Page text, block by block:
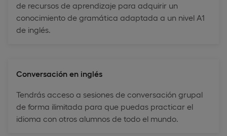
de recursos de aprendizaje para adquirir un
conocimiento de gramática adaptada a un nivel A1
de inglés.
Conversación en inglés
Tendrás acceso a sesiones de conversación grupal
de forma ilimitada para que puedas practicar el
idioma con otros alumnos de todo el mundo.